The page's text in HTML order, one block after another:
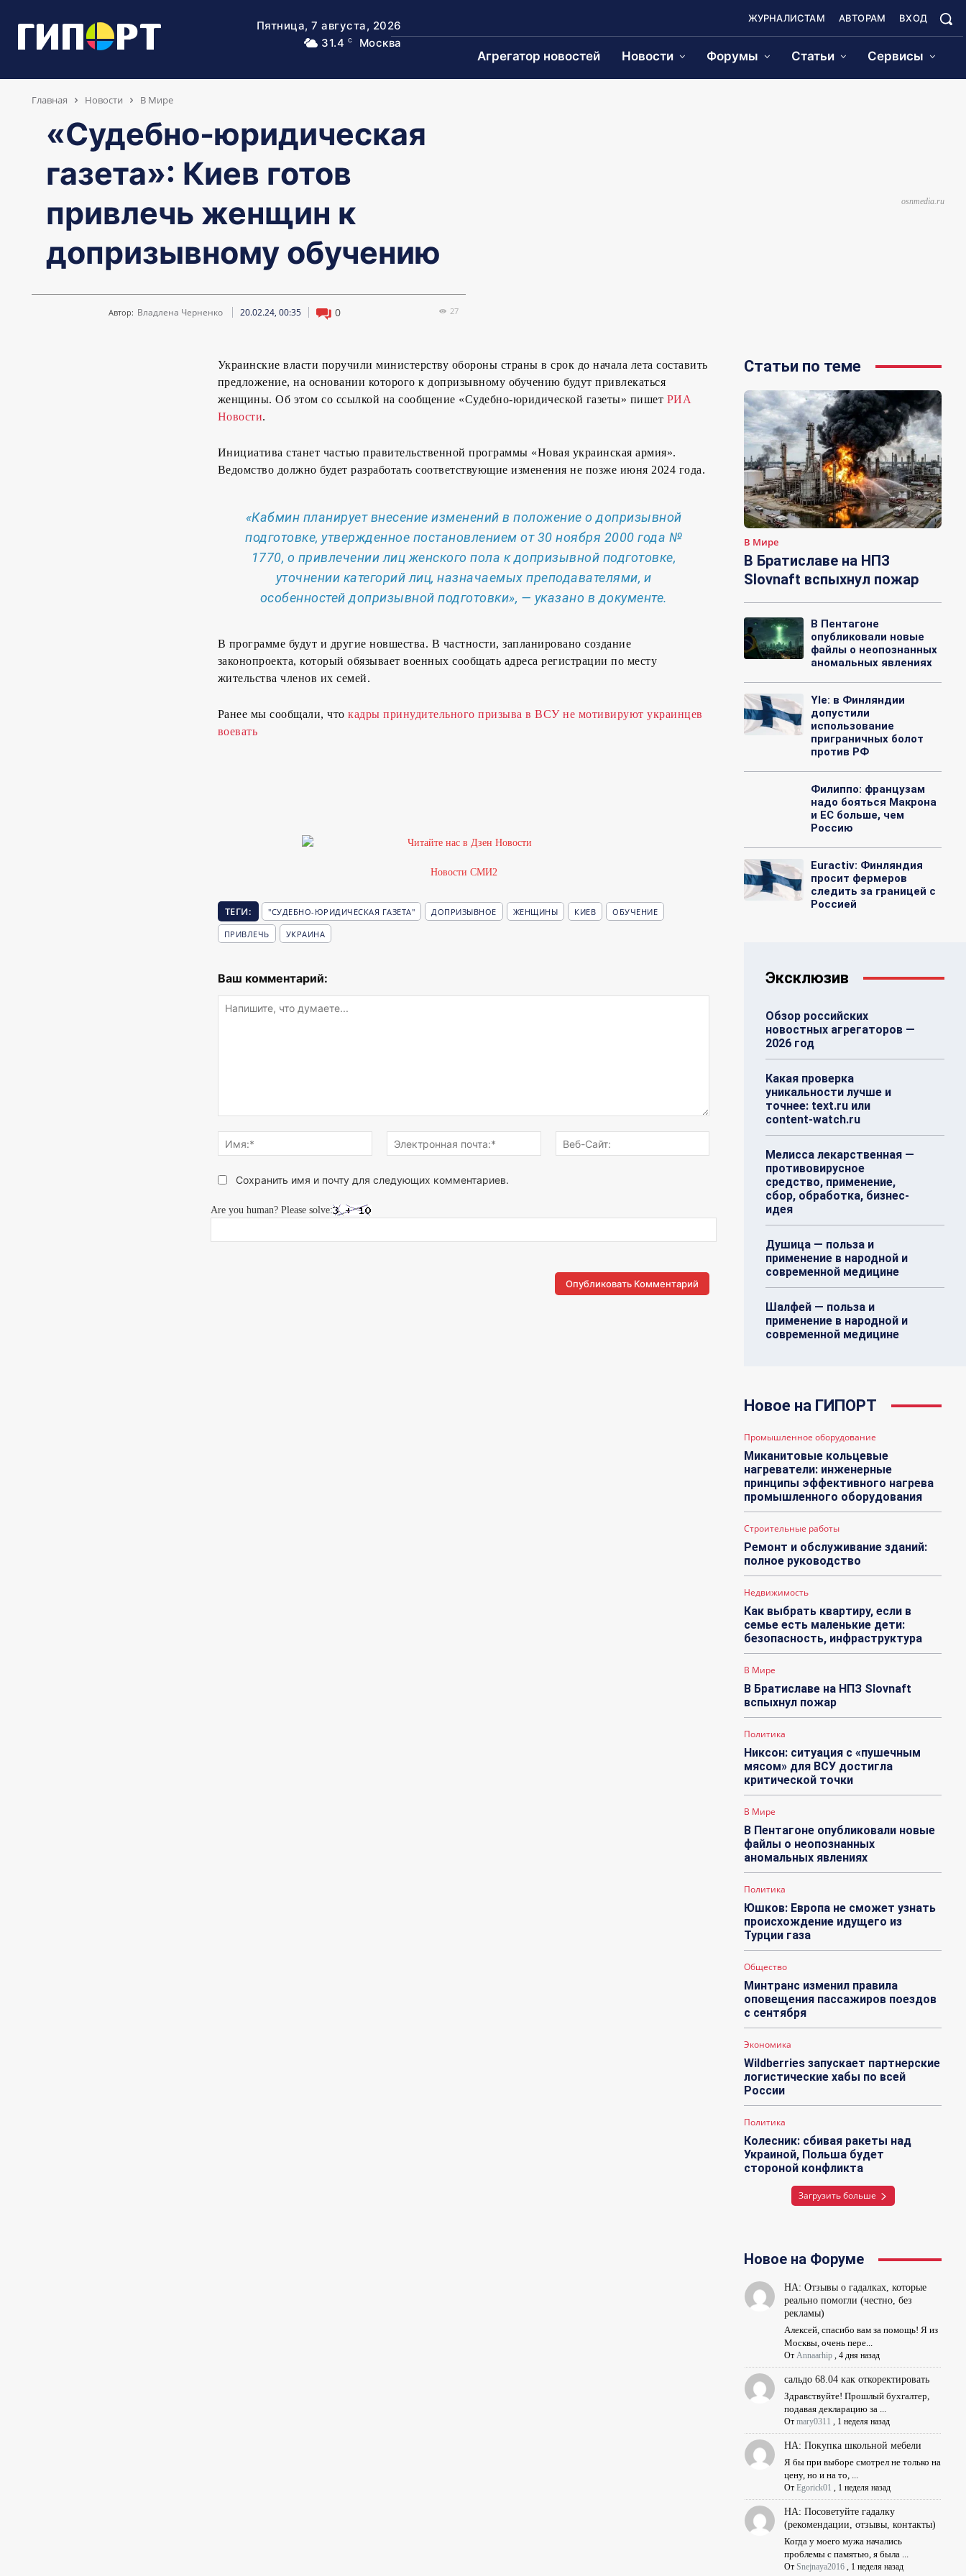
Пятница, 7 августа, 2026
31.4
C Москва
ЖУРНАЛИСТАМ АВТОРАМ ВХОД
Агрегатор новостей Новости Форумы Статьи Сервисы
Главная Новости В Мире
«Судебно-юридическая
газета»: Киев готов
привлечь женщин к
допризывному обучению
Автор: Владлена Черненко 20.02.24, 00:35 0 27
osnmedia.ru
Украинские власти поручили министерству обороны страны в срок до начала лета составить
предложение, на основании которого к допризывному обучению будут привлекаться
женщины. Об этом со ссылкой на сообщение «Судебно-юридической газеты» пишет РИА
Новости.
Инициатива станет частью правительственной программы «Новая украинская армия».
Ведомство должно будет разработать соответствующие изменения не позже июня 2024 года.
«Кабмин планирует внесение изменений в положение о допризывной
подготовке, утвержденное постановлением от 30 ноября 2000 года №
1770, о привлечении лиц женского пола к допризывной подготовке,
уточнении категорий лиц, назначаемых преподавателями, и
особенностей допризывной подготовки», — указано в документе.
В программе будут и другие новшества. В частности, запланировано создание
законопроекта, который обязывает военных сообщать адреса регистрации по месту
жительства членов их семей.
Ранее мы сообщали, чтокадры принудительного призыва в ВСУ не мотивируют украинцев
воевать
Новости СМИ2
ТЕГИ: "СУДЕБНО-ЮРИДИЧЕСКАЯ ГАЗЕТА" ДОПРИЗЫВНОЕ ЖЕНЩИНЫ КИЕВ ОБУЧЕНИЕ
ПРИВЛЕЧЬ УКРАИНА
Ваш комментарий:
что
думаете...
Имя:*
Электронная
почта:*
Сохранить имя и почту для следующих комментариев.
Are you human? Please solve:
Статьи по теме
В Мире
В Братиславе на НПЗ
Slovnaft вспыхнул пожар
В Пентагоне
опубликовали новые
файлы о неопознанных
аномальных явлениях
Yle: в Финляндии
допустили
использование
приграничных болот
против РФ
Филиппо: французам
надо бояться Макрона
и ЕС больше, чем
Россию
Euractiv: Финляндия
просит фермеров
следить за границей с
Россией
Эксклюзив
Обзор российских
новостных агрегаторов —
2026 год
Какая проверка
уникальности лучше и
точнее: text.ru или
content-watch.ru
Мелисса лекарственная —
противовирусное
средство, применение,
сбор, обработка, бизнес-
идея
Душица — польза и
применение в народной и
современной медицине
Шалфей — польза и
применение в народной и
современной медицине
Новое на ГИПОРТ
Промышленное оборудование
Миканитовые кольцевые
нагреватели: инженерные
принципы эффективного нагрева
промышленного оборудования
Строительные работы
Ремонт и обслуживание зданий:
полное руководство
Недвижимость
Как выбрать квартиру, если в
семье есть маленькие дети:
безопасность, инфраструктура
В Мире
В Братиславе на НПЗ Slovnaft
вспыхнул пожар
Политика
Никсон: ситуация с «пушечным
мясом» для ВСУ достигла
критической точки
В Мире
В Пентагоне опубликовали новые
файлы о неопознанных
аномальных явлениях
Политика
Юшков: Европа не сможет узнать
происхождение идущего из
Турции газа
Общество
Минтранс изменил правила
оповещения пассажиров поездов
с сентября
Экономика
Wildberries запускает партнерские
логистические хабы по всей
России
Политика
Колесник: сбивая ракеты над
Украиной, Польша будет
стороной конфликта
Загрузить больше
Новое на Форуме
НА: Отзывы о гадалках, которые
реально помогли (честно, без
рекламы)
Алексей, спасибо вам за помощь! Я из
Москвы, очень пере...
От Annaarhip, 4 дня назад
сальдо 68.04 как откоректировать
Здравствуйте! Прошлый бухгалтер,
подавая декларацию за ...
От mary0311 , 1 неделя назад
НА: Покупка школьной мебели
Я бы при выборе смотрел не только на
цену, но и на то, ...
От Egorick01 , 1 неделя назад
НА: Посоветуйте гадалку
(рекомендации, отзывы, контакты)
Когда у моего мужа начались
проблемы с памятью, я была ...
От Snejnaya2016, 1 неделя назад